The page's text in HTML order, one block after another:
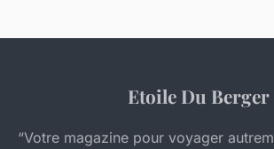
Etoile Du Berger
“Votre magazine pour voyager